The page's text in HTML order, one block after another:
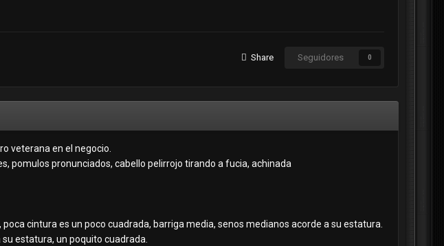
Share Seguidores 0
veterana en el negocio.
pomulos pronunciados, cabello pelirrojo tirando a fucia, achinada
cintura es un poco cuadrada, barriga media, senos medianos acorde a su estatura.
estatura, un poquito cuadrada.